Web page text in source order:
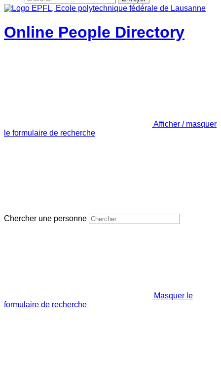
Online People Directory
Afficher / masquer
le formulaire de recherche
Chercher une personne
Masquer le
formulaire de recherche